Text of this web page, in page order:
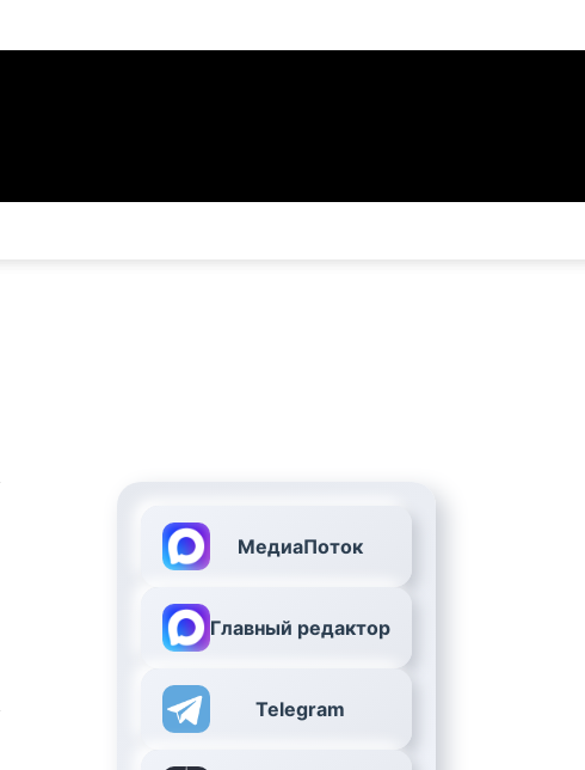
МедиаПоток
Главный редактор
Telegram